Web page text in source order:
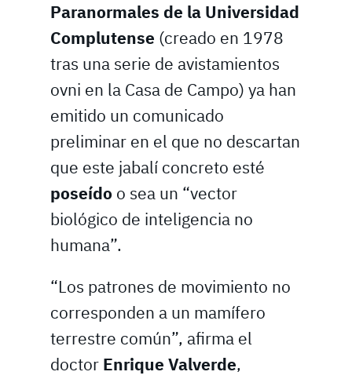
Paranormales de la Universidad
Complutense (creado en 1978
tras una serie de avistamientos
ovni en la Casa de Campo) ya han
emitido un comunicado
preliminar en el que no descartan
que este jabalí concreto esté
poseído o sea un “vector
biológico de inteligencia no
humana”.
“Los patrones de movimiento no
corresponden a un mamífero
terrestre común”, afirma el
doctor Enrique Valverde,